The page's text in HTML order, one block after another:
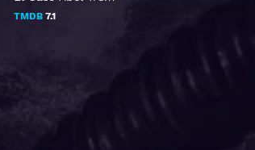
TMDB7.1